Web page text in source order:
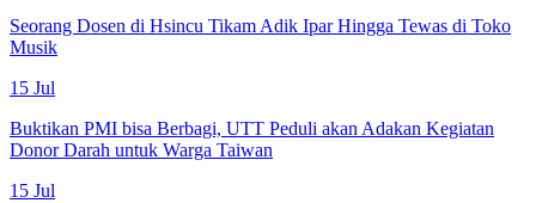
Seorang Dosen di Hsincu Tikam Adik Ipar Hingga Tewas di Toko
Musik
15 Jul
Buktikan PMI bisa Berbagi, UTT Peduli akan Adakan Kegiatan
Donor Darah untuk Warga Taiwan
15 Jul